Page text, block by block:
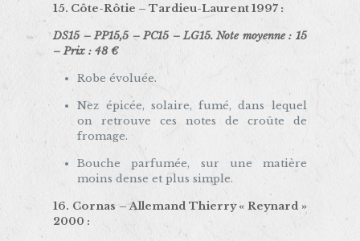
15. Côte-Rôtie –Tardieu-Laurent 1997 :
DS15 – PP15,5 – PC15 – LG15. Note moyenne : 15
– Prix : 48 €
Robe évoluée.
Nez épicée, solaire, fumé, dans lequel
on retrouve ces notes de croûte de
fromage.
Bouche parfumée, sur une matière
moins dense et plus simple.
16. Cornas –Allemand Thierry « Reynard »
2000 :